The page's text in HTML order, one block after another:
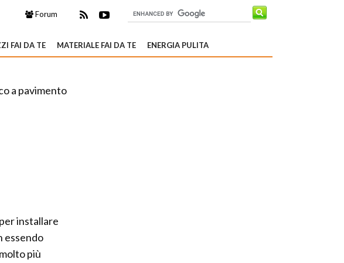
Forum
FAI DA TE MATERIALE FAI DA TE ENERGIA PULITA
a pavimento
installare
essendo
più